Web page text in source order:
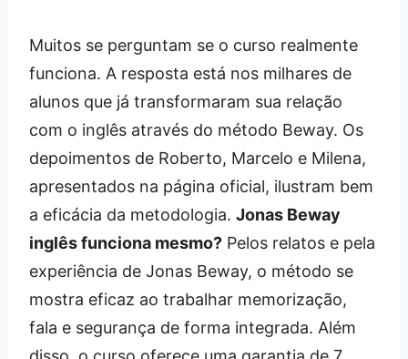
Muitos se perguntam se o curso realmente
funciona. A resposta está nos milhares de
alunos que já transformaram sua relação
com o inglês através do método Beway. Os
depoimentos de Roberto, Marcelo e Milena,
apresentados na página oficial, ilustram bem
a eficácia da metodologia. Jonas Beway
inglês funciona mesmo? Pelos relatos e pela
experiência de Jonas Beway, o método se
mostra eficaz ao trabalhar memorização,
fala e segurança de forma integrada. Além